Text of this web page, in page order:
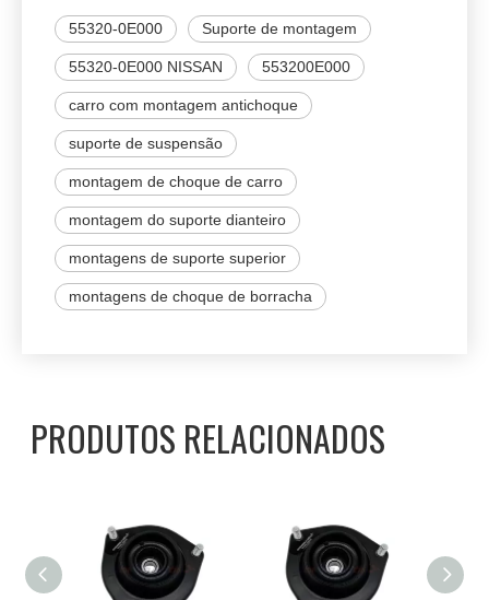
55320-0E000 Suporte de montagem
55320-0E000 NISSAN 553200E000
carro com montagem antichoque
suporte de suspensão
montagem de choque de carro
montagem do suporte dianteiro
montagens de suporte superior
montagens de choque de borracha
PRODUTOS RELACIONADOS